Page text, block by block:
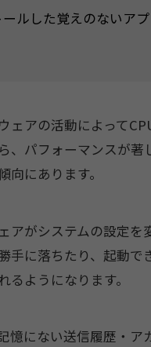
ルした覚えのないア
ェアの活動によって
、パフォーマンスが著
向にあります。
アがシステムの設定を
手に落ちたり、起動で
るようになります。
憶にない送信履歴・ア